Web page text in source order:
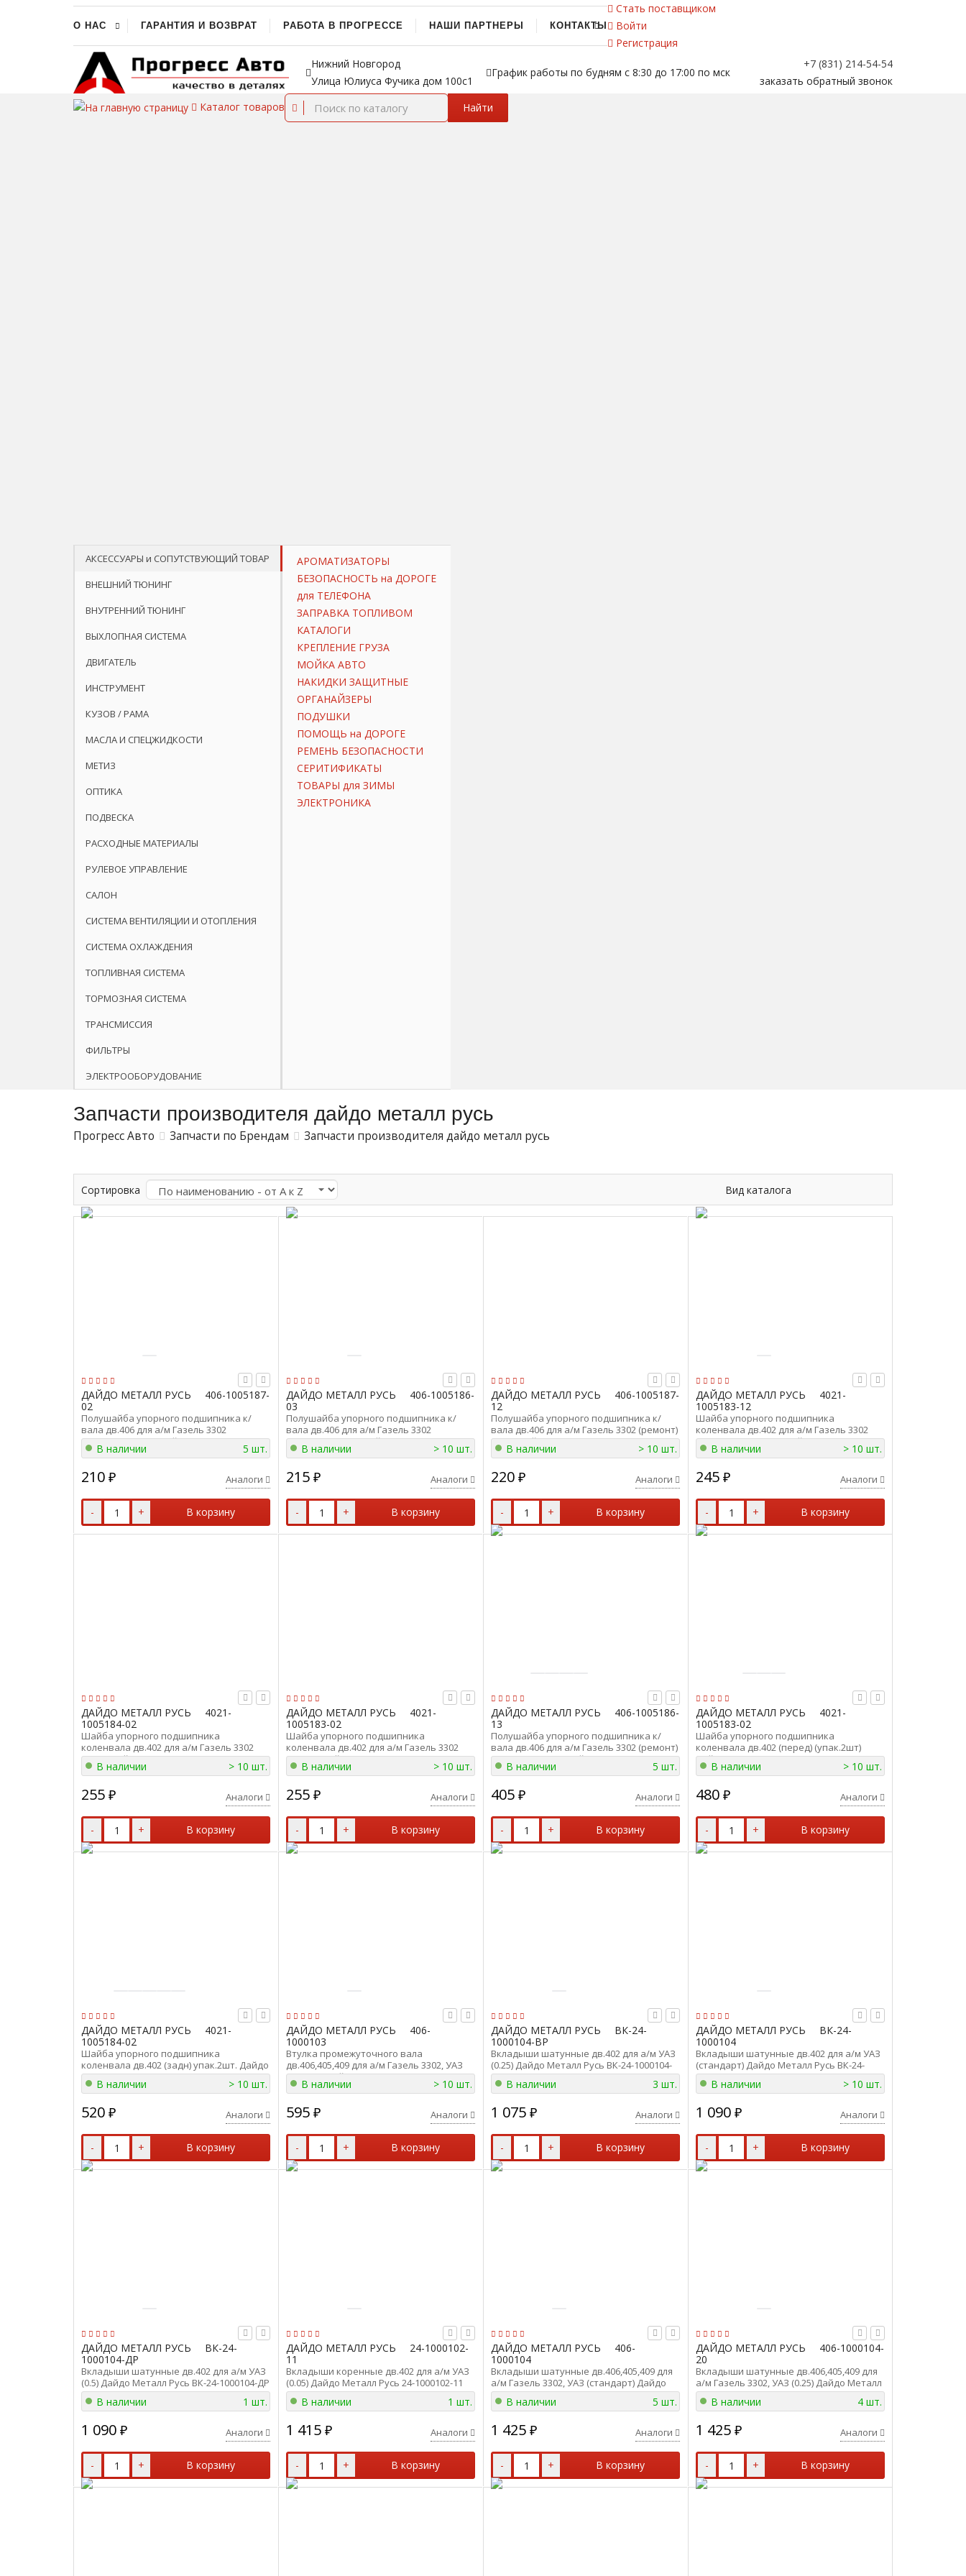
О НАС ГАРАНТИЯ И ВОЗВРАТ РАБОТА В ПРОГРЕССЕ НАШИ ПАРТНЕРЫ КОНТАКТЫ
Стать поставщиком
Войти
Регистрация
Нижний Новгород
Улица Юлиуса Фучика дом 100с1
График работы по будням с 8:30 до 17:00 по мск
+7 (831) 214-54-54
заказать обратный звонок
Каталог товаров Найти
АКСЕССУАРЫ и СОПУТСТВУЮЩИЙ ТОВАР
ВНЕШНИЙ ТЮНИНГ
ВНУТРЕННИЙ ТЮНИНГ
ВЫХЛОПНАЯ СИСТЕМА
ДВИГАТЕЛЬ
ИНСТРУМЕНТ
КУЗОВ / РАМА
МАСЛА И СПЕЦЖИДКОСТИ
МЕТИЗ
ОПТИКА
ПОДВЕСКА
РАСХОДНЫЕ МАТЕРИАЛЫ
РУЛЕВОЕ УПРАВЛЕНИЕ
САЛОН
СИСТЕМА ВЕНТИЛЯЦИИ И ОТОПЛЕНИЯ
СИСТЕМА ОХЛАЖДЕНИЯ
ТОПЛИВНАЯ СИСТЕМА
ТОРМОЗНАЯ СИСТЕМА
ТРАНСМИССИЯ
ФИЛЬТРЫ
ЭЛЕКТРООБОРУДОВАНИЕ
АРОМАТИЗАТОРЫ
БЕЗОПАСНОСТЬ на ДОРОГЕ
для ТЕЛЕФОНА
ЗАПРАВКА ТОПЛИВОМ
КАТАЛОГИ
КРЕПЛЕНИЕ ГРУЗА
МОЙКА АВТО
НАКИДКИ ЗАЩИТНЫЕ
ОРГАНАЙЗЕРЫ
ПОДУШКИ
ПОМОЩЬ на ДОРОГЕ
РЕМЕНЬ БЕЗОПАСНОСТИ
СЕРИТИФИКАТЫ
ТОВАРЫ для ЗИМЫ
ЭЛЕКТРОНИКА
Запчасти производителя дайдо металл русь
Прогресс Авто Запчасти по Брендам Запчасти производителя дайдо металл русь
Сортировка Вид каталога
ДАЙДО МЕТАЛЛ РУСЬ
406-1005187-
02
Полушайба упорного подшипника к/
вала дв.406 для а/м Газель 3302
(стандарт) нижн. Дайдо Металл Русь 406-
1005187-02
В наличии 5 шт.
210 ₽ Аналоги
- + В корзину
ДАЙДО МЕТАЛЛ РУСЬ
406-1005186-
03
Полушайба упорного подшипника к/
вала дв.406 для а/м Газель 3302
(стандарт) верх. Дайдо Металл Русь 406-
1005186-03
В наличии > 10 шт.
215 ₽ Аналоги
- + В корзину
ДАЙДО МЕТАЛЛ РУСЬ
406-1005187-
12
Полушайба упорного подшипника к/
вала дв.406 для а/м Газель 3302 (ремонт)
нижн. Дайдо Металл Русь 406-1005187-12
В наличии > 10 шт.
220 ₽ Аналоги
- + В корзину
ДАЙДО МЕТАЛЛ РУСЬ
4021-
1005183-12
Шайба упорного подшипника
коленвала дв.402 для а/м Газель 3302
(перед) ремонтная Дайдо Металл Русь
4021-1005183-12
В наличии > 10 шт.
245 ₽ Аналоги
- + В корзину
ДАЙДО МЕТАЛЛ РУСЬ
4021-
1005184-02
Шайба упорного подшипника
коленвала дв.402 для а/м Газель 3302
(задн) Дайдо Металл Русь 4021-1005184-
02 В наличии > 10 шт.
255 ₽ Аналоги
- + В корзину
ДАЙДО МЕТАЛЛ РУСЬ
4021-
1005183-02
Шайба упорного подшипника
коленвала дв.402 для а/м Газель 3302
(перед) Дайдо Металл Русь 4021-1005183-
02 В наличии > 10 шт.
255 ₽ Аналоги
- + В корзину
ДАЙДО МЕТАЛЛ РУСЬ
406-1005186-
13
Полушайба упорного подшипника к/
вала дв.406 для а/м Газель 3302 (ремонт)
верх. (упак.2шт) Дайдо Металл Русь 406-
1005186-13
В наличии 5 шт.
405 ₽ Аналоги
- + В корзину
ДАЙДО МЕТАЛЛ РУСЬ
4021-
1005183-02
Шайба упорного подшипника
коленвала дв.402 (перед) (упак.2шт)
Дайдо Металл Русь 4021-1005183-02
В наличии > 10 шт.
480 ₽ Аналоги
- + В корзину
ДАЙДО МЕТАЛЛ РУСЬ
4021-
1005184-02
Шайба упорного подшипника
коленвала дв.402 (задн) упак.2шт. Дайдо
Металл Русь 4021-1005184-02
В наличии > 10 шт.
520 ₽ Аналоги
- + В корзину
ДАЙДО МЕТАЛЛ РУСЬ
406-
1000103
Втулка промежуточного вала
дв.406,405,409 для а/м Газель 3302, УАЗ
(к-т 2шт) Дайдо Металл Русь 406-1000103
В наличии > 10 шт.
595 ₽ Аналоги
- + В корзину
ДАЙДО МЕТАЛЛ РУСЬ
ВК-24-
1000104-ВР
Вкладыши шатунные дв.402 для а/м УАЗ
(0.25) Дайдо Металл Русь ВК-24-1000104-
ВР
В наличии 3 шт.
1 075 ₽ Аналоги
- + В корзину
ДАЙДО МЕТАЛЛ РУСЬ
ВК-24-
1000104
Вкладыши шатунные дв.402 для а/м УАЗ
(стандарт) Дайдо Металл Русь ВК-24-
1000104
В наличии > 10 шт.
1 090 ₽ Аналоги
- + В корзину
ДАЙДО МЕТАЛЛ РУСЬ
ВК-24-
1000104-ДР
Вкладыши шатунные дв.402 для а/м УАЗ
(0.5) Дайдо Металл Русь ВК-24-1000104-ДР
В наличии 1 шт.
1 090 ₽ Аналоги
- + В корзину
ДАЙДО МЕТАЛЛ РУСЬ
24-1000102-
11
Вкладыши коренные дв.402 для а/м УАЗ
(0.05) Дайдо Металл Русь 24-1000102-11
В наличии 1 шт.
1 415 ₽ Аналоги
- + В корзину
ДАЙДО МЕТАЛЛ РУСЬ
406-
1000104
Вкладыши шатунные дв.406,405,409 для
а/м Газель 3302, УАЗ (стандарт) Дайдо
Металл Русь 406-1000104
В наличии 5 шт.
1 425 ₽ Аналоги
- + В корзину
ДАЙДО МЕТАЛЛ РУСЬ
406-1000104-
20
Вкладыши шатунные дв.406,405,409 для
а/м Газель 3302, УАЗ (0.25) Дайдо Металл
Русь 406-1000104-20
В наличии 4 шт.
1 425 ₽ Аналоги
- + В корзину